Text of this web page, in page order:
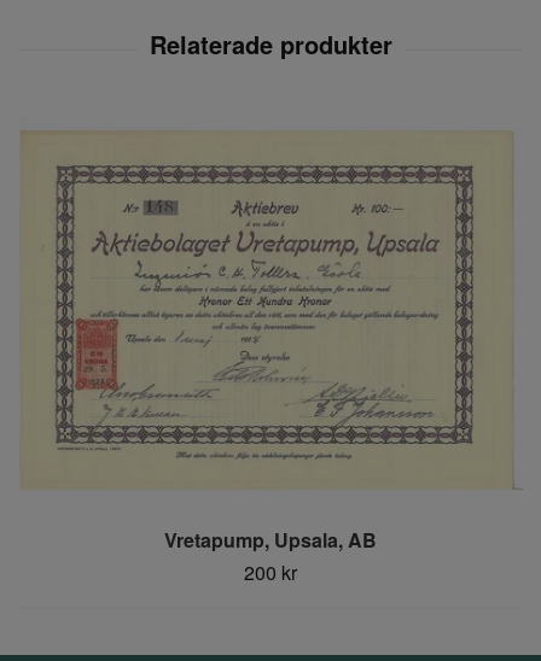
Vretapump, Upsala, AB
200 kr